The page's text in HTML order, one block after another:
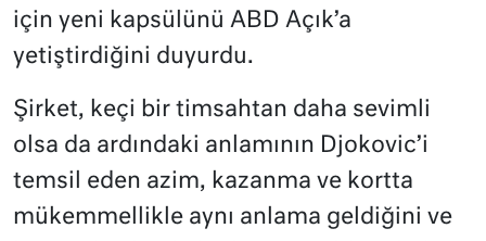
için yeni kapsülünü ABD Açık’a
yetiştirdiğini duyurdu.
Şirket, keçi bir timsahtan daha sevimli
olsa da ardındaki anlamının Djokovic’i
temsil eden azim, kazanma ve kortta
mükemmellikle aynı anlama geldiğini ve